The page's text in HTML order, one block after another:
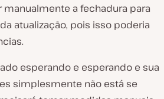
manualmente a fechadura para
atualização, pois isso poderia
esperando e esperando e sua
simplesmente não está se